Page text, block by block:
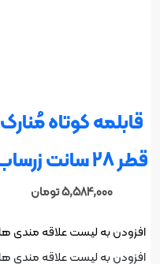
قابلمه کوتاه مُنارک
قطر 28 سانت زرساب
5,584,000تومان
افزودن به لیست علاقه مندی ها
افزودن به لیست علاقه مندی ها